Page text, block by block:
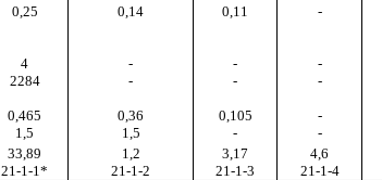
0,25 0,14 0,11 -
4 - - -
2284 - - -
0,465 0,36 0,105 -
1,5 1,5 - -
33,89 1,2 3,17 4,6
21-1-1* 21-1-2 21-1-3 21-1-4